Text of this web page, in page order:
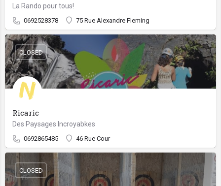
La Rando pour tous!
0692528378 75 Rue Alexandre Fleming
Ricaric
Des Paysages Incroyabkes
0692865485 46 Rue Cour
CLOSED
CLOSED